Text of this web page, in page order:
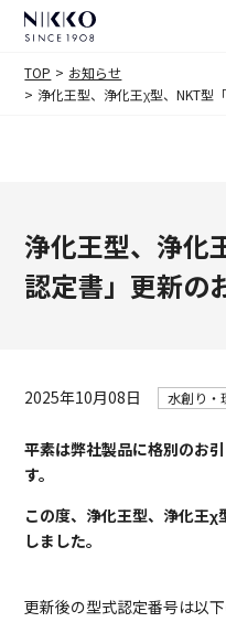
TOP
お知らせ
浄化王型、浄化王χ型、NKT型
浄化王型、浄化
認定書」更新の
2025年10月08日 水創り・
平素は弊社製品に格別のお
す。
この度、浄化王型、浄化王
しました。
更新後の型式認定番号は以